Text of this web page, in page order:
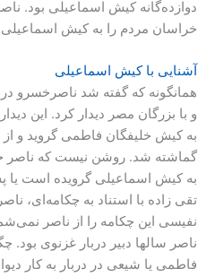
دوازده‌‌گانه کیش اسماعیلی بود.
خراسان مردم را به کیش اسماعیلی
آشنایی با کیش اسماعیلی
و با بزرگان مصر دیدار کرد. این
به کیش خلیفگان فاطمی گروید و
گماشته شد. روشن نیست که ناصر
به کیش اسماعیلی گرویده است
تقی زاده با استناد به چکامه‌ای،
نفیسی این چکامه را از ناصر
ناصر سالها دبیر دربار غزنوی بود.
فاطمی یا شیعی در دربار به کار